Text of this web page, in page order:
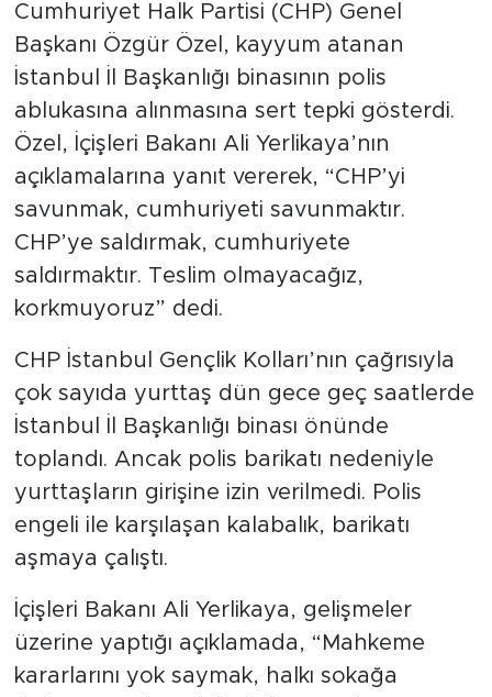
Cumhuriyet Halk Partisi (CHP) Genel
Başkanı Özgür Özel, kayyum atanan
İstanbul İl Başkanlığı binasının polis
ablukasına alınmasına sert tepki gösterdi.
Özel, İçişleri Bakanı Ali Yerlikaya’nın
açıklamalarına yanıt vererek, “CHP’yi
savunmak, cumhuriyeti savunmaktır.
CHP’ye saldırmak, cumhuriyete
saldırmaktır. Teslim olmayacağız,
korkmuyoruz” dedi.
CHP İstanbul Gençlik Kolları’nın çağrısıyla
çok sayıda yurttaş dün gece geç saatlerde
İstanbul İl Başkanlığı binası önünde
toplandı. Ancak polis barikatı nedeniyle
yurttaşların girişine izin verilmedi. Polis
engeli ile karşılaşan kalabalık, barikatı
aşmaya çalıştı.
İçişleri Bakanı Ali Yerlikaya, gelişmeler
üzerine yaptığı açıklamada, “Mahkeme
kararlarını yok saymak, halkı sokağa